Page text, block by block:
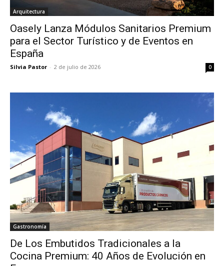
Arquitectura
Oasely Lanza Módulos Sanitarios Premium
para el Sector Turístico y de Eventos en
España
Silvia Pastor - 2 de julio de 2026 0
Gastronomía
De Los Embutidos Tradicionales a la
Cocina Premium: 40 Años de Evolución en